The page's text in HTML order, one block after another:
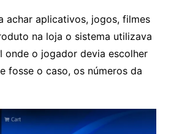
achar aplicativos, jogos, filmes
na loja o sistema utilizava
onde o jogador devia escolher
fosse o caso, os números da